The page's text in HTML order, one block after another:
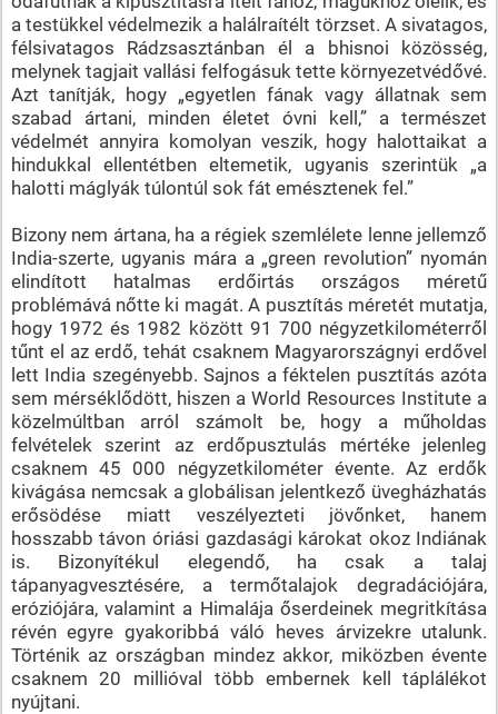
a testükkel védelmezik a halálraítélt törzset. A sivatagos,
félsivatagos Rádzsasztánban él a bhisnoi közösség,
melynek tagjait vallási felfogásuk tette környezetvédővé.
Azt tanítják, hogy „egyetlen fának vagy állatnak sem
szabad ártani, minden életet óvni kell,” a természet
védelmét annyira komolyan veszik, hogy halottaikat a
hindukkal ellentétben eltemetik, ugyanis szerintük „a
halotti máglyák túlontúl sok fát emésztenek fel.”
Bizony nem ártana, ha a régiek szemlélete lenne jellemző
India-szerte, ugyanis mára a „green revolution” nyomán
elindított hatalmas erdőirtás országos méretű
problémává nőtte ki magát. A pusztítás méretét mutatja,
hogy 1972 és 1982 között 91 700 négyzetkilométerről
tűnt el az erdő, tehát csaknem Magyarországnyi erdővel
lett India szegényebb. Sajnos a féktelen pusztítás azóta
sem mérséklődött, hiszen a World Resources Institute a
közelmúltban arról számolt be, hogy a műholdas
felvételek szerint az erdőpusztulás mértéke jelenleg
csaknem 45 000 négyzetkilométer évente. Az erdők
kivágása nemcsak a globálisan jelentkező üvegházhatás
erősödése miatt veszélyezteti jövőnket, hanem
hosszabb távon óriási gazdasági károkat okoz Indiának
is. Bizonyítékul elegendő, ha csak a talaj
tápanyagvesztésére, a termőtalajok degradációjára,
eróziójára, valamint a Himalája őserdeinek megritkítása
révén egyre gyakoribbá váló heves árvizekre utalunk.
Történik az országban mindez akkor, miközben évente
csaknem 20 millióval több embernek kell táplálékot
nyújtani.